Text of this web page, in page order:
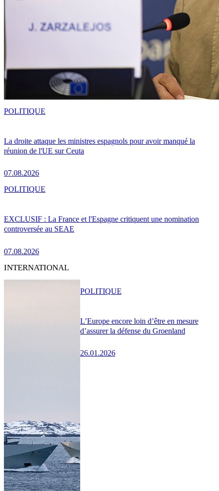
La droite attaque les ministres espagnols pour avoir manqué la
réunion de l'UE sur Ceuta
07.08.2026
POLITIQUE
EXCLUSIF : La France et l'Espagne critiquent une nomination
controversée au SEAE
07.08.2026
POLITIQUE
INTERNATIONAL
L’Europe encore loin d’être en mesure
d’assurer la défense du Groenland
26.01.2026
POLITIQUE